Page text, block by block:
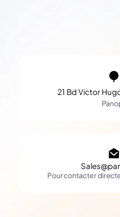
21 Bd Victor
Pour contacter